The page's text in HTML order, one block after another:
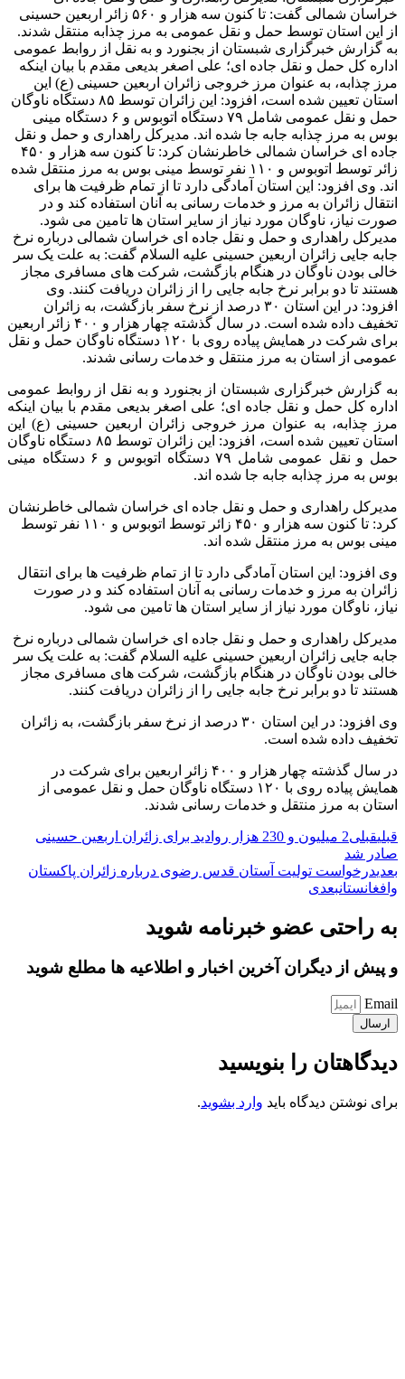
خراسان شمالی گفت: تا کنون سه هزار و ۵۶۰ زائر اربعین حسینی
از این استان توسط حمل و نقل عمومی به مرز چذابه منتقل شدند.
به گزارش خبرگزاری شبستان از بجنورد و به نقل از روابط عمومی
اداره کل حمل و نقل جاده ای؛ علی اصغر بدیعی مقدم با بیان اینکه
مرز چذابه، به عنوان مرز خروجی زائران اربعین حسینی (ع) این
استان تعیین شده است، افزود: این زائران توسط ۸۵ دستگاه ناوگان
حمل و نقل عمومی شامل ۷۹ دستگاه اتوبوس و ۶ دستگاه مینی
بوس به مرز چذابه جابه جا شده اند. مدیرکل راهداری و حمل و نقل
جاده ای خراسان شمالی خاطرنشان کرد: تا کنون سه هزار و ۴۵۰
زائر توسط اتوبوس و ۱۱۰ نفر توسط مینی بوس به مرز منتقل شده
اند. وی افزود: این استان آمادگی دارد تا از تمام ظرفیت ها برای
انتقال زائران به مرز و خدمات رسانی به آنان استفاده کند و در
صورت نیاز، ناوگان مورد نیاز از سایر استان ها تامین می شود.
مدیرکل راهداری و حمل و نقل جاده ای خراسان شمالی درباره نرخ
جابه جایی زائران اربعین حسینی علیه السلام گفت: به علت یک سر
خالی بودن ناوگان در هنگام بازگشت، شرکت های مسافری مجاز
هستند تا دو برابر نرخ جابه جایی را از زائران دریافت کنند. وی
افزود: در این استان ۳۰ درصد از نرخ سفر بازگشت، به زائران
تخفیف داده شده است. در سال گذشته چهار هزار و ۴۰۰ زائر اربعین
برای شرکت در همایش پیاده روی با ۱۲۰ دستگاه ناوگان حمل و نقل
عمومی از استان به مرز منتقل و خدمات رسانی شدند.
به گزارش خبرگزاری شبستان از بجنورد و به نقل از روابط عمومی
اداره کل حمل و نقل جاده ای؛ علی اصغر بدیعی مقدم با بیان اینکه
مرز چذابه، به عنوان مرز خروجی زائران اربعین حسینی (ع) این
استان تعیین شده است، افزود: این زائران توسط ۸۵ دستگاه ناوگان
حمل و نقل عمومی شامل ۷۹ دستگاه اتوبوس و ۶ دستگاه مینی
بوس به مرز چذابه جابه جا شده اند.
مدیرکل راهداری و حمل و نقل جاده ای خراسان شمالی خاطرنشان
کرد: تا کنون سه هزار و ۴۵۰ زائر توسط اتوبوس و ۱۱۰ نفر توسط
مینی بوس به مرز منتقل شده اند.
وی افزود: این استان آمادگی دارد تا از تمام ظرفیت ها برای انتقال
زائران به مرز و خدمات رسانی به آنان استفاده کند و در صورت
نیاز، ناوگان مورد نیاز از سایر استان ها تامین می شود.
مدیرکل راهداری و حمل و نقل جاده ای خراسان شمالی درباره نرخ
جابه جایی زائران اربعین حسینی علیه السلام گفت: به علت یک سر
خالی بودن ناوگان در هنگام بازگشت، شرکت های مسافری مجاز
هستند تا دو برابر نرخ جابه جایی را از زائران دریافت کنند.
وی افزود: در این استان ۳۰ درصد از نرخ سفر بازگشت، به زائران
تخفیف داده شده است.
در سال گذشته چهار هزار و ۴۰۰ زائر اربعین برای شرکت در
همایش پیاده روی با ۱۲۰ دستگاه ناوگان حمل و نقل عمومی از
استان به مرز منتقل و خدمات رسانی شدند.
قبلیقبلی
2 میلیون و 230 هزار روادید برای زائران اربعین حسینی
صادر شد
بعدیدرخواست تولیت آستان قدس رضوی درباره زائران پاکستان
وافغانستانبعدی
به راحتی عضو خبرنامه شوید
و پیش از دیگران آخرین اخبار و اطلاعیه ها مطلع شوید
Email
ارسال
دیدگاهتان را بنویسید
برای نوشتن دیدگاه باید وارد بشوید.